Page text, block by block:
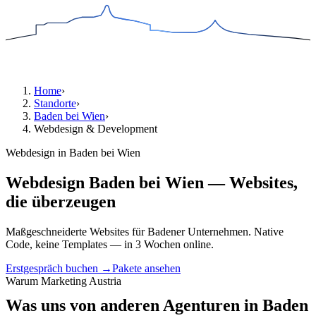
Home›
Standorte›
Baden bei Wien›
Webdesign & Development
Webdesign in Baden bei Wien
Webdesign Baden bei Wien — Websites,
die überzeugen
Maßgeschneiderte Websites für Badener Unternehmen. Native
Code, keine Templates — in 3 Wochen online.
Erstgespräch buchen →Pakete ansehen
Warum Marketing Austria
Was uns von anderen Agenturen in Baden